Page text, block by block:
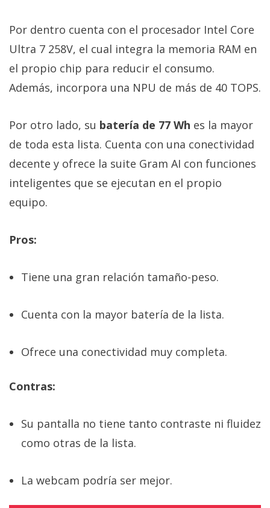
Por dentro cuenta con el procesador Intel Core
Ultra 7 258V, el cual integra la memoria RAM en
el propio chip para reducir el consumo.
Además, incorpora una NPU de más de 40 TOPS.
Por otro lado, su batería de 77 Wh es la mayor
de toda esta lista. Cuenta con una conectividad
decente y ofrece la suite Gram AI con funciones
inteligentes que se ejecutan en el propio
equipo.
Pros:
Tiene una gran relación tamaño-peso.
Cuenta con la mayor batería de la lista.
Ofrece una conectividad muy completa.
Contras:
Su pantalla no tiene tanto contraste ni fluidez
como otras de la lista.
La webcam podría ser mejor.